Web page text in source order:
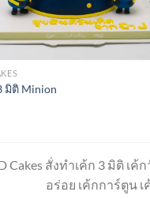
มิติ Minion
Cakes สั่งทำเค้ก 3 มิติ เ
อร่อย เค้กการ์ตูน